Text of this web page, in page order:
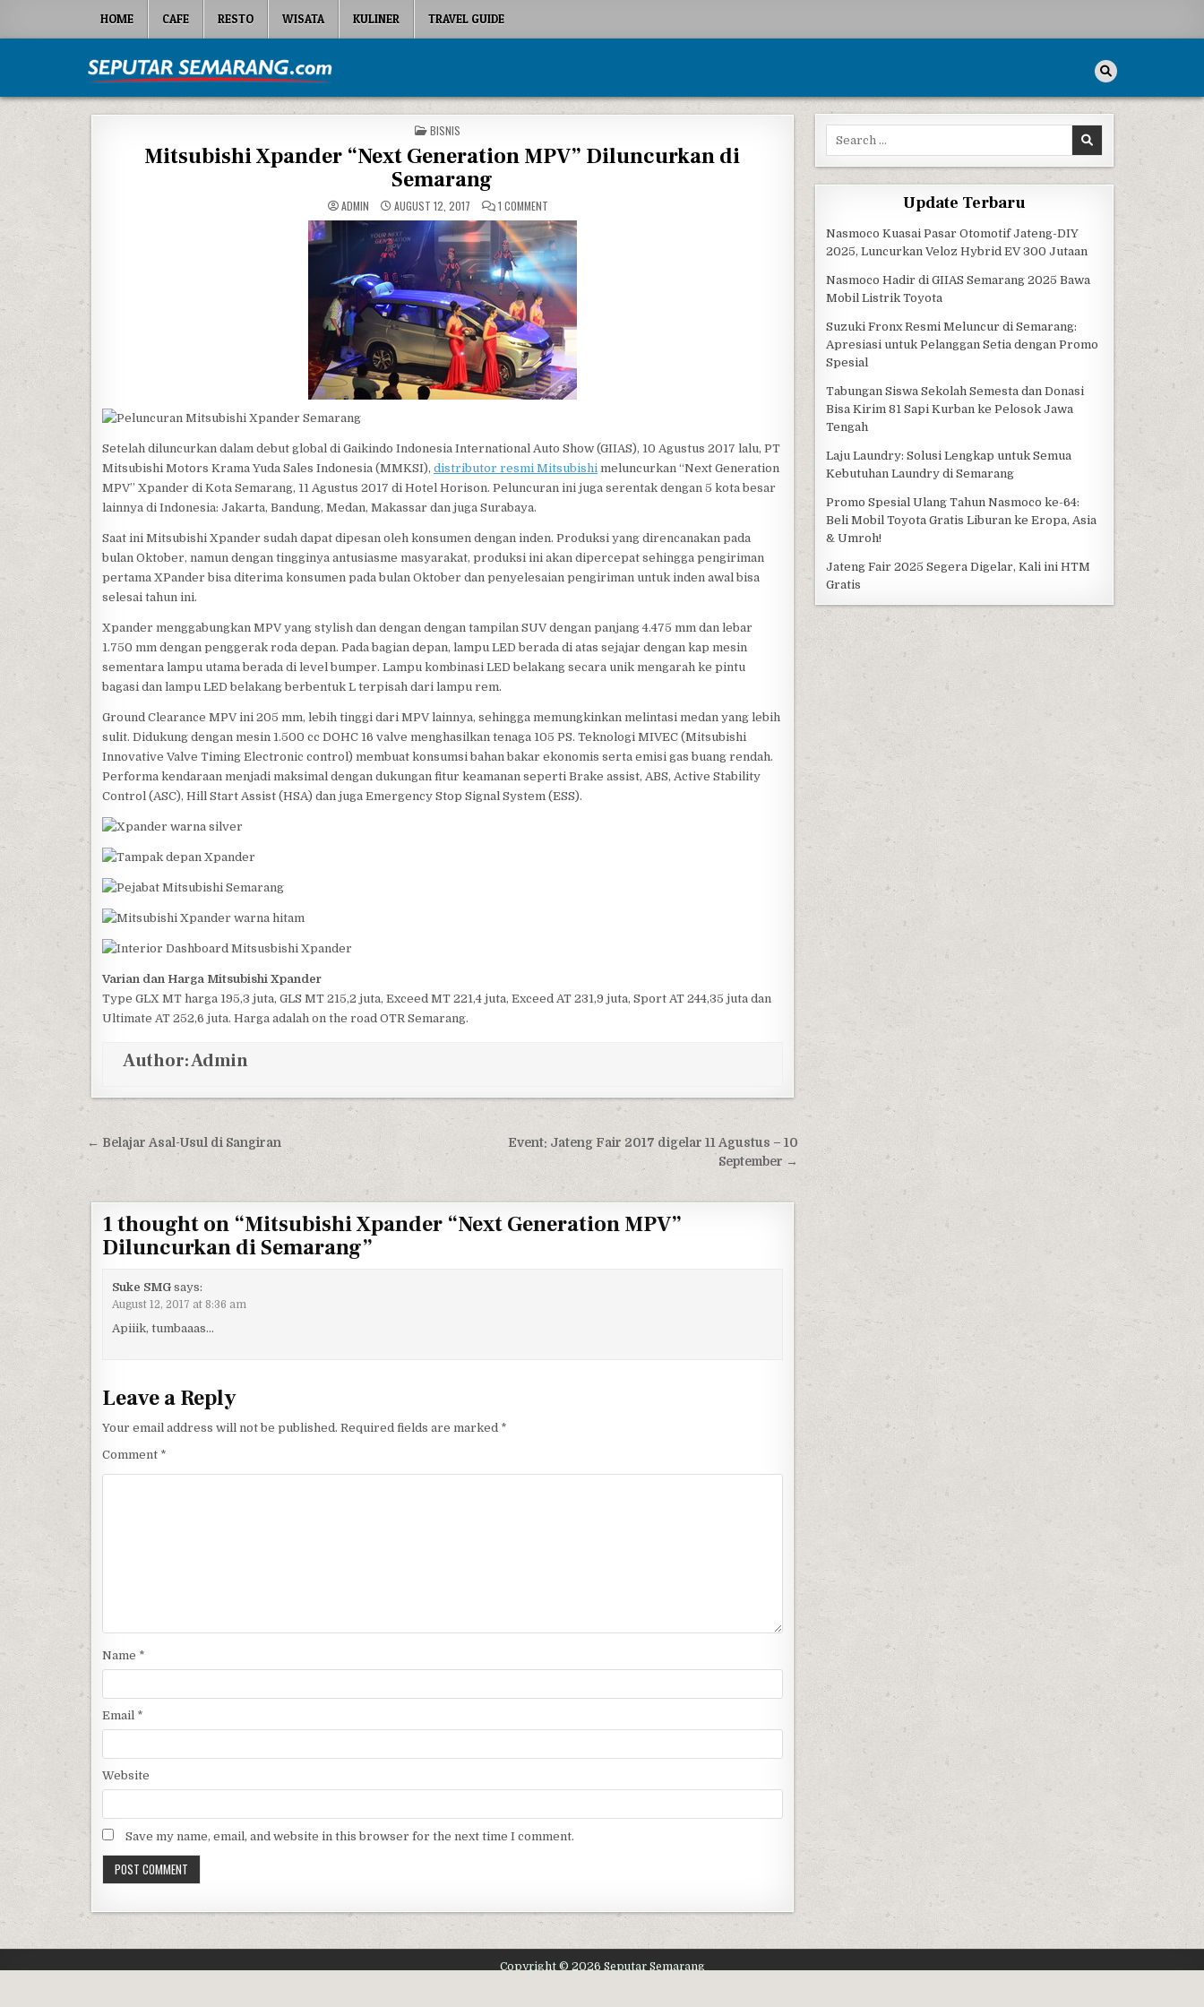
HOME CAFE RESTO WISATA KULINER TRAVEL GUIDE
Seputar Semarang
POSTED IN
BISNIS
Mitsubishi Xpander “Next Generation MPV” Diluncurkan di
Semarang
ADMIN AUGUST 12, 2017 1 COMMENTON MITSUBISHI XPANDER “NEXT GENERATION MPV” DILUNCURKAN DI SEMARANG
Setelah diluncurkan dalam debut global di Gaikindo Indonesia International Auto Show (GIIAS), 10 Agustus 2017 lalu, PT
Mitsubishi Motors Krama Yuda Sales Indonesia (MMKSI), distributor resmi Mitsubishi meluncurkan “Next Generation
MPV” Xpander di Kota Semarang, 11 Agustus 2017 di Hotel Horison. Peluncuran ini juga serentak dengan 5 kota besar
lainnya di Indonesia: Jakarta, Bandung, Medan, Makassar dan juga Surabaya.
Saat ini Mitsubishi Xpander sudah dapat dipesan oleh konsumen dengan inden. Produksi yang direncanakan pada
bulan Oktober, namun dengan tingginya antusiasme masyarakat, produksi ini akan dipercepat sehingga pengiriman
pertama XPander bisa diterima konsumen pada bulan Oktober dan penyelesaian pengiriman untuk inden awal bisa
selesai tahun ini.
Xpander menggabungkan MPV yang stylish dan dengan dengan tampilan SUV dengan panjang 4.475 mm dan lebar
1.750 mm dengan penggerak roda depan. Pada bagian depan, lampu LED berada di atas sejajar dengan kap mesin
sementara lampu utama berada di level bumper. Lampu kombinasi LED belakang secara unik mengarah ke pintu
bagasi dan lampu LED belakang berbentuk L terpisah dari lampu rem.
Ground Clearance MPV ini 205 mm, lebih tinggi dari MPV lainnya, sehingga memungkinkan melintasi medan yang lebih
sulit. Didukung dengan mesin 1.500 cc DOHC 16 valve menghasilkan tenaga 105 PS. Teknologi MIVEC (Mitsubishi
Innovative Valve Timing Electronic control) membuat konsumsi bahan bakar ekonomis serta emisi gas buang rendah.
Performa kendaraan menjadi maksimal dengan dukungan fitur keamanan seperti Brake assist, ABS, Active Stability
Control (ASC), Hill Start Assist (HSA) dan juga Emergency Stop Signal System (ESS).
Varian dan Harga Mitsubishi Xpander
Type GLX MT harga 195,3 juta, GLS MT 215,2 juta, Exceed MT 221,4 juta, Exceed AT 231,9 juta, Sport AT 244,35 juta dan
Ultimate AT 252,6 juta. Harga adalah on the road OTR Semarang.
Author:Admin
Post navigation
Event: Jateng Fair 2017 digelar 11 Agustus – 10
September →
← Belajar Asal-Usul di Sangiran
1 thought on “Mitsubishi Xpander “Next Generation MPV”
Diluncurkan di Semarang”
Suke SMG says:
August 12, 2017 at 8:36 am
Apiiik, tumbaaas…
Leave a Reply
Your email address will not be published. Required fields are marked *
Comment *
Name *
Email *
Website
Save my name, email, and website in this browser for the next time I comment.
Search for:
Update Terbaru
Nasmoco Kuasai Pasar Otomotif Jateng-DIY
2025, Luncurkan Veloz Hybrid EV 300 Jutaan
Nasmoco Hadir di GIIAS Semarang 2025 Bawa
Mobil Listrik Toyota
Suzuki Fronx Resmi Meluncur di Semarang:
Apresiasi untuk Pelanggan Setia dengan Promo
Spesial
Tabungan Siswa Sekolah Semesta dan Donasi
Bisa Kirim 81 Sapi Kurban ke Pelosok Jawa
Tengah
Laju Laundry: Solusi Lengkap untuk Semua
Kebutuhan Laundry di Semarang
Promo Spesial Ulang Tahun Nasmoco ke-64:
Beli Mobil Toyota Gratis Liburan ke Eropa, Asia
& Umroh!
Jateng Fair 2025 Segera Digelar, Kali ini HTM
Gratis
Copyright © 2026 Seputar Semarang